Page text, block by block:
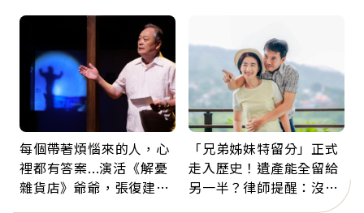
每個帶著煩惱來的人，心
裡都有答案...演活《解憂
雜貨店》爺爺，張復建：
「兄弟姊妹特留分」正式
走入歷史！遺產能全留給
另一半？律師提醒：沒做